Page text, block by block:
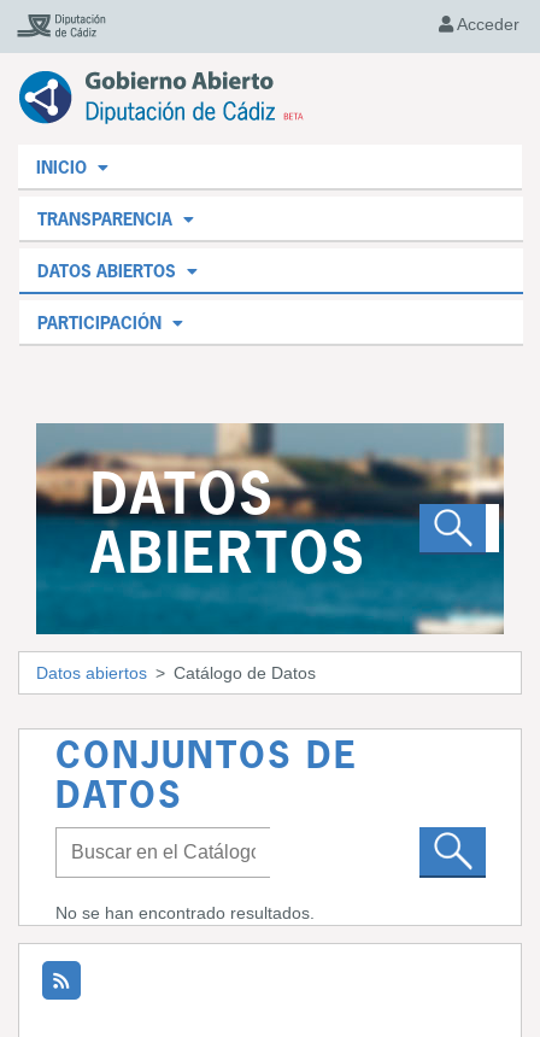
Acceder
INICIO
TRANSPARENCIA
DATOS ABIERTOS
PARTICIPACIÓN
DATOS
ABIERTOS
Datos abiertos Catálogo de Datos
CONJUNTOS DE
DATOS
No se han encontrado resultados.